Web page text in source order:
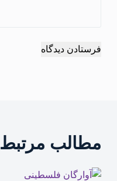
فرستادن دیدگاه
مطالب مرتبط